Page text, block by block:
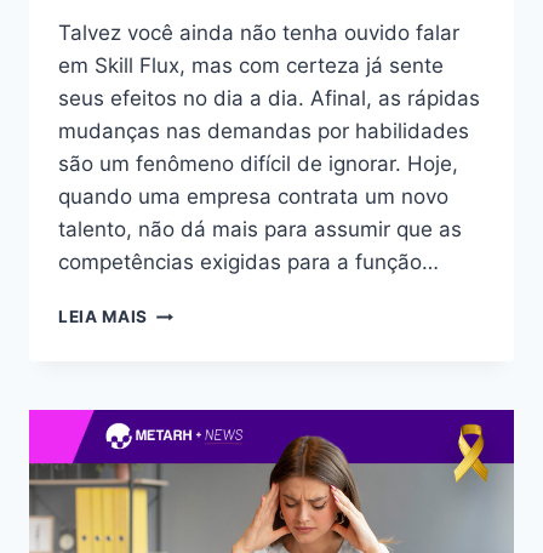
Talvez você ainda não tenha ouvido falar
em Skill Flux, mas com certeza já sente
seus efeitos no dia a dia. Afinal, as rápidas
mudanças nas demandas por habilidades
são um fenômeno difícil de ignorar. Hoje,
quando uma empresa contrata um novo
talento, não dá mais para assumir que as
competências exigidas para a função…
LEIA MAIS